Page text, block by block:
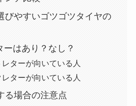
びやすいゴツゴツタイヤの
ーはあり？なし？
ターが向いている人
ターが向いている人
る場合の注意点